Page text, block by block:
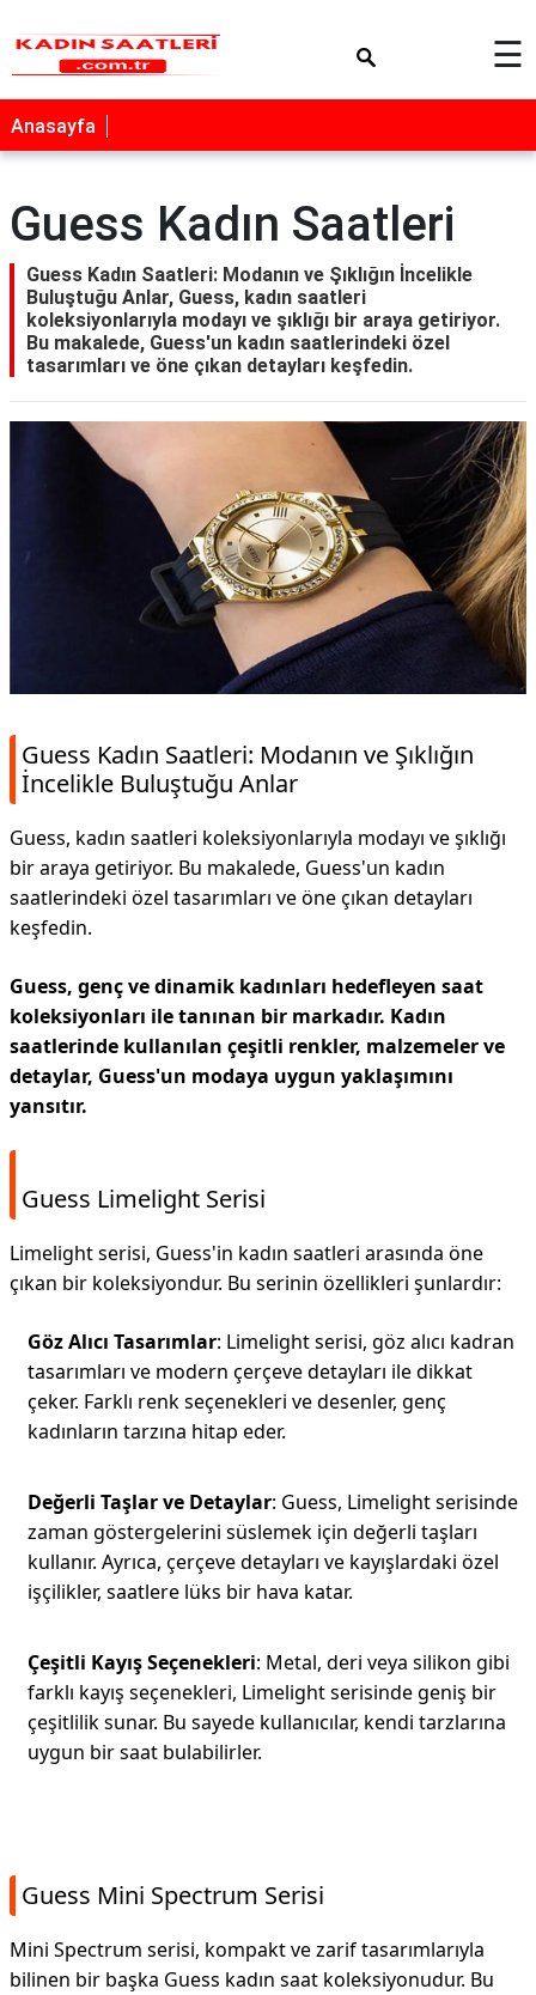
☰
Anasayfa
Guess Kadın Saatleri
Guess Kadın Saatleri: Modanın ve Şıklığın İncelikle
Buluştuğu Anlar, Guess, kadın saatleri
koleksiyonlarıyla modayı ve şıklığı bir araya getiriyor.
Bu makalede, Guess'un kadın saatlerindeki özel
tasarımları ve öne çıkan detayları keşfedin.
Guess Kadın Saatleri: Modanın ve Şıklığın
İncelikle Buluştuğu Anlar
Guess, kadın saatleri koleksiyonlarıyla modayı ve şıklığı
bir araya getiriyor. Bu makalede, Guess'un kadın
saatlerindeki özel tasarımları ve öne çıkan detayları
keşfedin.
Guess, genç ve dinamik kadınları hedefleyen saat
koleksiyonları ile tanınan bir markadır. Kadın
saatlerinde kullanılan çeşitli renkler, malzemeler ve
detaylar, Guess'un modaya uygun yaklaşımını
yansıtır.
Guess Limelight Serisi
Limelight serisi, Guess'in kadın saatleri arasında öne
çıkan bir koleksiyondur. Bu serinin özellikleri şunlardır:
Göz Alıcı Tasarımlar: Limelight serisi, göz alıcı kadran
tasarımları ve modern çerçeve detayları ile dikkat
çeker. Farklı renk seçenekleri ve desenler, genç
kadınların tarzına hitap eder.
Değerli Taşlar ve Detaylar: Guess, Limelight serisinde
zaman göstergelerini süslemek için değerli taşları
kullanır. Ayrıca, çerçeve detayları ve kayışlardaki özel
işçilikler, saatlere lüks bir hava katar.
Çeşitli Kayış Seçenekleri: Metal, deri veya silikon gibi
farklı kayış seçenekleri, Limelight serisinde geniş bir
çeşitlilik sunar. Bu sayede kullanıcılar, kendi tarzlarına
uygun bir saat bulabilirler.
Guess Mini Spectrum Serisi
Mini Spectrum serisi, kompakt ve zarif tasarımlarıyla
bilinen bir başka Guess kadın saat koleksiyonudur. Bu